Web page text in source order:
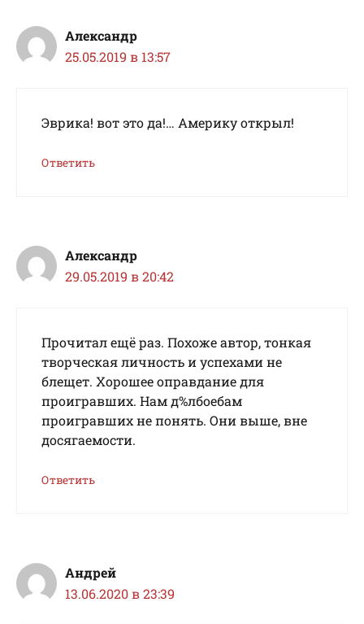
Александр
25.05.2019 в 13:57
Эврика! вот это да!… Америку открыл!
Ответить
Александр
29.05.2019 в 20:42
Прочитал ещё раз. Похоже автор, тонкая
творческая личность и успехами не
блещет. Хорошее оправдание для
проигравших. Нам д%лбоебам
проигравших не понять. Они выше, вне
досягаемости.
Ответить
Андрей
13.06.2020 в 23:39